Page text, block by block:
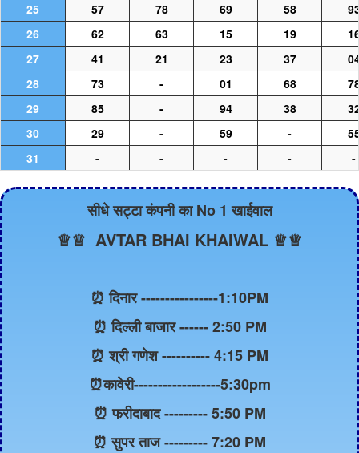
25
57 78 69 58
26
62 63 15 19
27
41 21 23 37
28
73 - 01 68
29
85 - 94 38
30
29 - 59 -
31
- - - - -
सीधे सट्टा कंपनी का No 1 खाईवाल
♕♕ AVTAR BHAI KHAIWAL ♕♕
⏰ दिनार ----------------1:10PM
⏰ दिल्ली बाजार ------ 2:50 PM
⏰ श्री गणेश ---------- 4:15 PM
⏰कावेरी------------------5:30pm
⏰ फरीदाबाद --------- 5:50 PM
⏰ सुपर ताज --------- 7:20 PM